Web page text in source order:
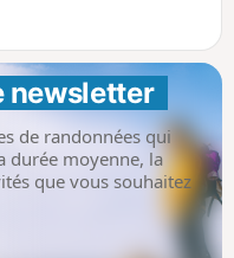
newsletter
de randonnées qui
durée moyenne, la
que vous souhaitez